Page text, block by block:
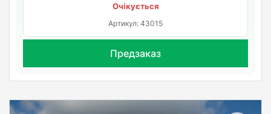
Очікується
Артикул: 43015
Предзаказ